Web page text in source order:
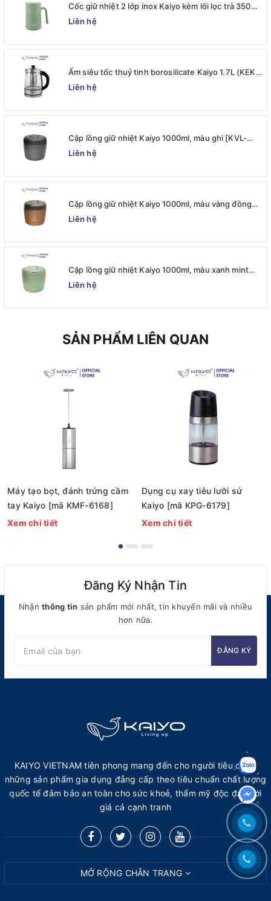
Cốc giữ nhiệt 2 lớp inox Kaiyo kèm lõi lọc trà 350ml,
màu xanh mint [mã KTM-6650]
Liên hệ
Ấm siêu tốc thuỷ tinh borosilicate Kaiyo 1.7L (KEK-
062)
Liên hệ
Cặp lồng giữ nhiệt Kaiyo 1000ml, màu ghi [KVL-
6537]
Liên hệ
Cặp lồng giữ nhiệt Kaiyo 1000ml, màu vàng đồng
[KVL-6520]
Liên hệ
Cặp lồng giữ nhiệt Kaiyo 1000ml, màu xanh mint
[mã KVL-6513]
Liên hệ
SẢN PHẨM LIÊN QUAN
Máy tạo bọt, đánh trứng cầm
tay Kaiyo [mã KMF-6168]
Xem chi tiết
Dụng cụ xay tiêu lưỡi sứ
Kaiyo [mã KPG-6179]
Xem chi tiết
Đăng Ký Nhận Tin
Nhậnthông tin sản phẩm mới nhất, tin khuyến mãi và nhiều
hơn nữa.
ĐĂNG KÝ
KAIYO VIETNAM tiên phong mang đến cho người tiêu dùng
những sản phẩm gia dụng đẳng cấp theo tiêu chuẩn chất lượng
quốc tế đảm bảo an toàn cho sức khoẻ, thẩm mỹ độc đáo với
giá cả cạnh tranh
MỞ RỘNG CHÂN TRANG